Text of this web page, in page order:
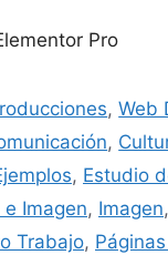
Pro
,Web
,
, Estudio
Imagen, Imagen,
Trabajo,